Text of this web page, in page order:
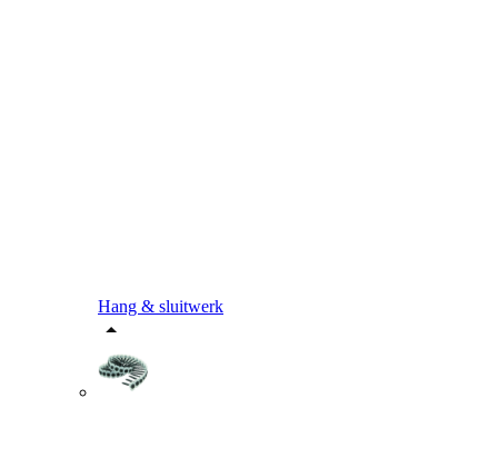
Hang & sluitwerk